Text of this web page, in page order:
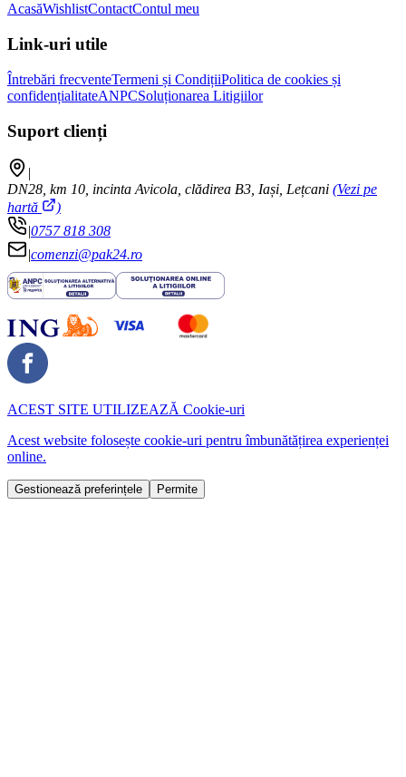
AcasăWishlistContactContul meu
Link-uri utile
Întrebări frecventeTermeni și CondițiiPolitica de cookies și
confidențialitateANPCSoluționarea Litigiilor
Suport clienți
|
DN28, km 10, incinta Avicola, clădirea B3, Iași, Lețcani (Vezi pe
hartă
)
|0757 818 308
|comenzi@pak24.ro
ACEST SITE UTILIZEAZĂ Cookie-uri
Acest website folosește cookie-uri pentru îmbunătățirea experienței
online.
Gestionează preferințele Permite